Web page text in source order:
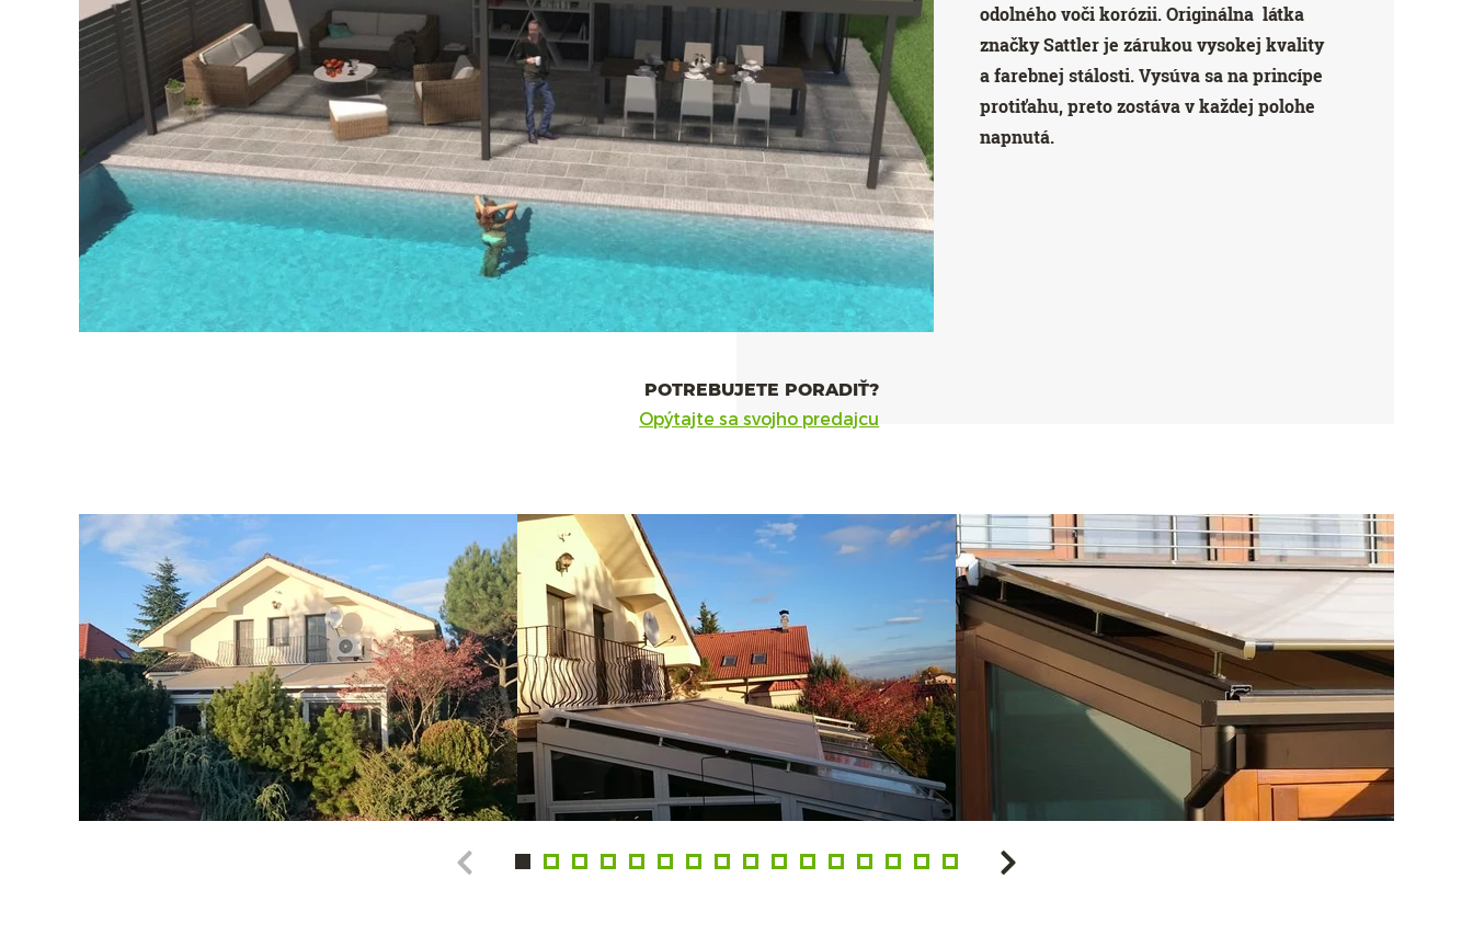
‌odolného‌ ‌voči‌ ‌korózii.‌ ‌Originálna‌ ‌ látka‌
‌značky‌ ‌Sattler‌ ‌je‌ ‌zárukou‌ ‌vysokej‌ ‌kvality‌
‌a‌ ‌farebnej‌ ‌stálosti.‌ ‌Vysúva‌ ‌sa‌ ‌na‌ ‌princípe‌
‌protiťahu,‌ ‌preto‌ ‌zostáva‌ ‌v‌ ‌každej‌ ‌polohe‌
‌napnutá.‌
POTREBUJETE PORADIŤ?
Opýtajte sa svojho predajcu